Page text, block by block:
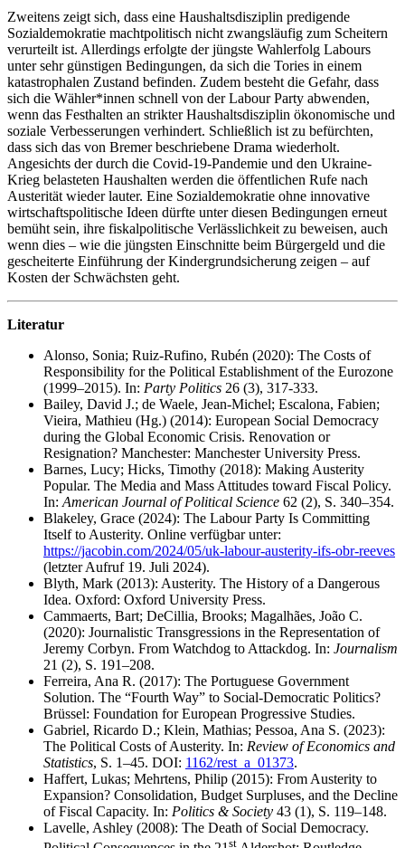
Zweitens zeigt sich, dass eine Haushaltsdisziplin predigende
Sozialdemokratie machtpolitisch nicht zwangsläufig zum Scheitern
verurteilt ist. Allerdings erfolgte der jüngste Wahlerfolg Labours
unter sehr günstigen Bedingungen, da sich die Tories in einem
katastrophalen Zustand befinden. Zudem besteht die Gefahr, dass
sich die Wähler*innen schnell von der Labour Party abwenden,
wenn das Festhalten an strikter Haushaltsdisziplin ökonomische und
soziale Verbesserungen verhindert. Schließlich ist zu befürchten,
dass sich das von Bremer beschriebene Drama wiederholt.
Angesichts der durch die Covid-19-Pandemie und den Ukraine-
Krieg belasteten Haushalten werden die öffentlichen Rufe nach
Austerität wieder lauter. Eine Sozialdemokratie ohne innovative
wirtschaftspolitische Ideen dürfte unter diesen Bedingungen erneut
bemüht sein, ihre fiskalpolitische Verlässlichkeit zu beweisen, auch
wenn dies – wie die jüngsten Einschnitte beim Bürgergeld und die
gescheiterte Einführung der Kindergrundsicherung zeigen – auf
Kosten der Schwächsten geht.
Literatur
Alonso, Sonia; Ruiz-Rufino, Rubén (2020): The Costs of
Responsibility for the Political Establishment of the Eurozone
(1999–2015). In: Party Politics 26 (3), 317-333.
Bailey, David J.; de Waele, Jean-Michel; Escalona, Fabien;
Vieira, Mathieu (Hg.) (2014): European Social Democracy
during the Global Economic Crisis. Renovation or
Resignation? Manchester: Manchester University Press.
Barnes, Lucy; Hicks, Timothy (2018): Making Austerity
Popular. The Media and Mass Attitudes toward Fiscal Policy.
In: American Journal of Political Science 62 (2), S. 340–354.
Blakeley, Grace (2024): The Labour Party Is Committing
Itself to Austerity. Online verfügbar unter:
https://jacobin.com/2024/05/uk-labour-austerity-ifs-obr-reeves
(letzter Aufruf 19. Juli 2024).
Blyth, Mark (2013): Austerity. The History of a Dangerous
Idea. Oxford: Oxford University Press.
Cammaerts, Bart; DeCillia, Brooks; Magalhães, João C.
(2020): Journalistic Transgressions in the Representation of
Jeremy Corbyn. From Watchdog to Attackdog. In: Journalism
21 (2), S. 191–208.
Ferreira, Ana R. (2017): The Portuguese Government
Solution. The “Fourth Way” to Social-Democratic Politics?
Brüssel: Foundation for European Progressive Studies.
Gabriel, Ricardo D.; Klein, Mathias; Pessoa, Ana S. (2023):
The Political Costs of Austerity. In: Review of Economics and
Statistics, S. 1–45. DOI: 1162/rest_a_01373.
Haffert, Lukas; Mehrtens, Philip (2015): From Austerity to
Expansion? Consolidation, Budget Surpluses, and the Decline
of Fiscal Capacity. In: Politics & Society 43 (1), S. 119–148.
Lavelle, Ashley (2008): The Death of Social Democracy.
st